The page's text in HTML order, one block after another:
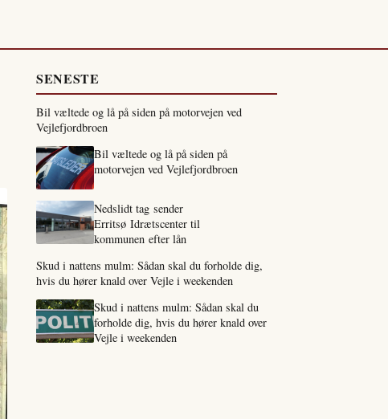
SENESTE
Bil væltede og lå på siden på motorvejen ved
Vejlefjordbroen
Bil væltede og lå på siden på
motorvejen ved Vejlefjordbroen
Nedslidt tag sender
Erritsø Idrætscenter til
kommunen efter lån
Skud i nattens mulm: Sådan skal du forholde dig,
hvis du hører knald over Vejle i weekenden
Skud i nattens mulm: Sådan skal du
forholde dig, hvis du hører knald over
Vejle i weekenden